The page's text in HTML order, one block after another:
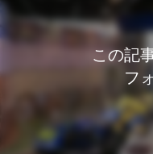
この記
フ